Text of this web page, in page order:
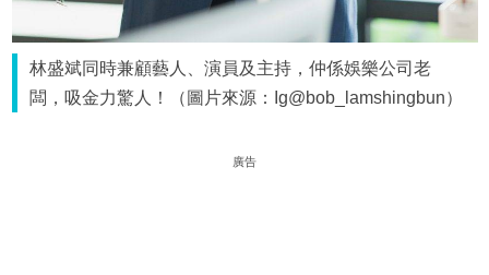
林盛斌同時兼顧藝人、演員及主持，仲係娛樂公司老
闆，吸金力驚人！（圖片來源：Ig@bob_lamshingbun）
廣告